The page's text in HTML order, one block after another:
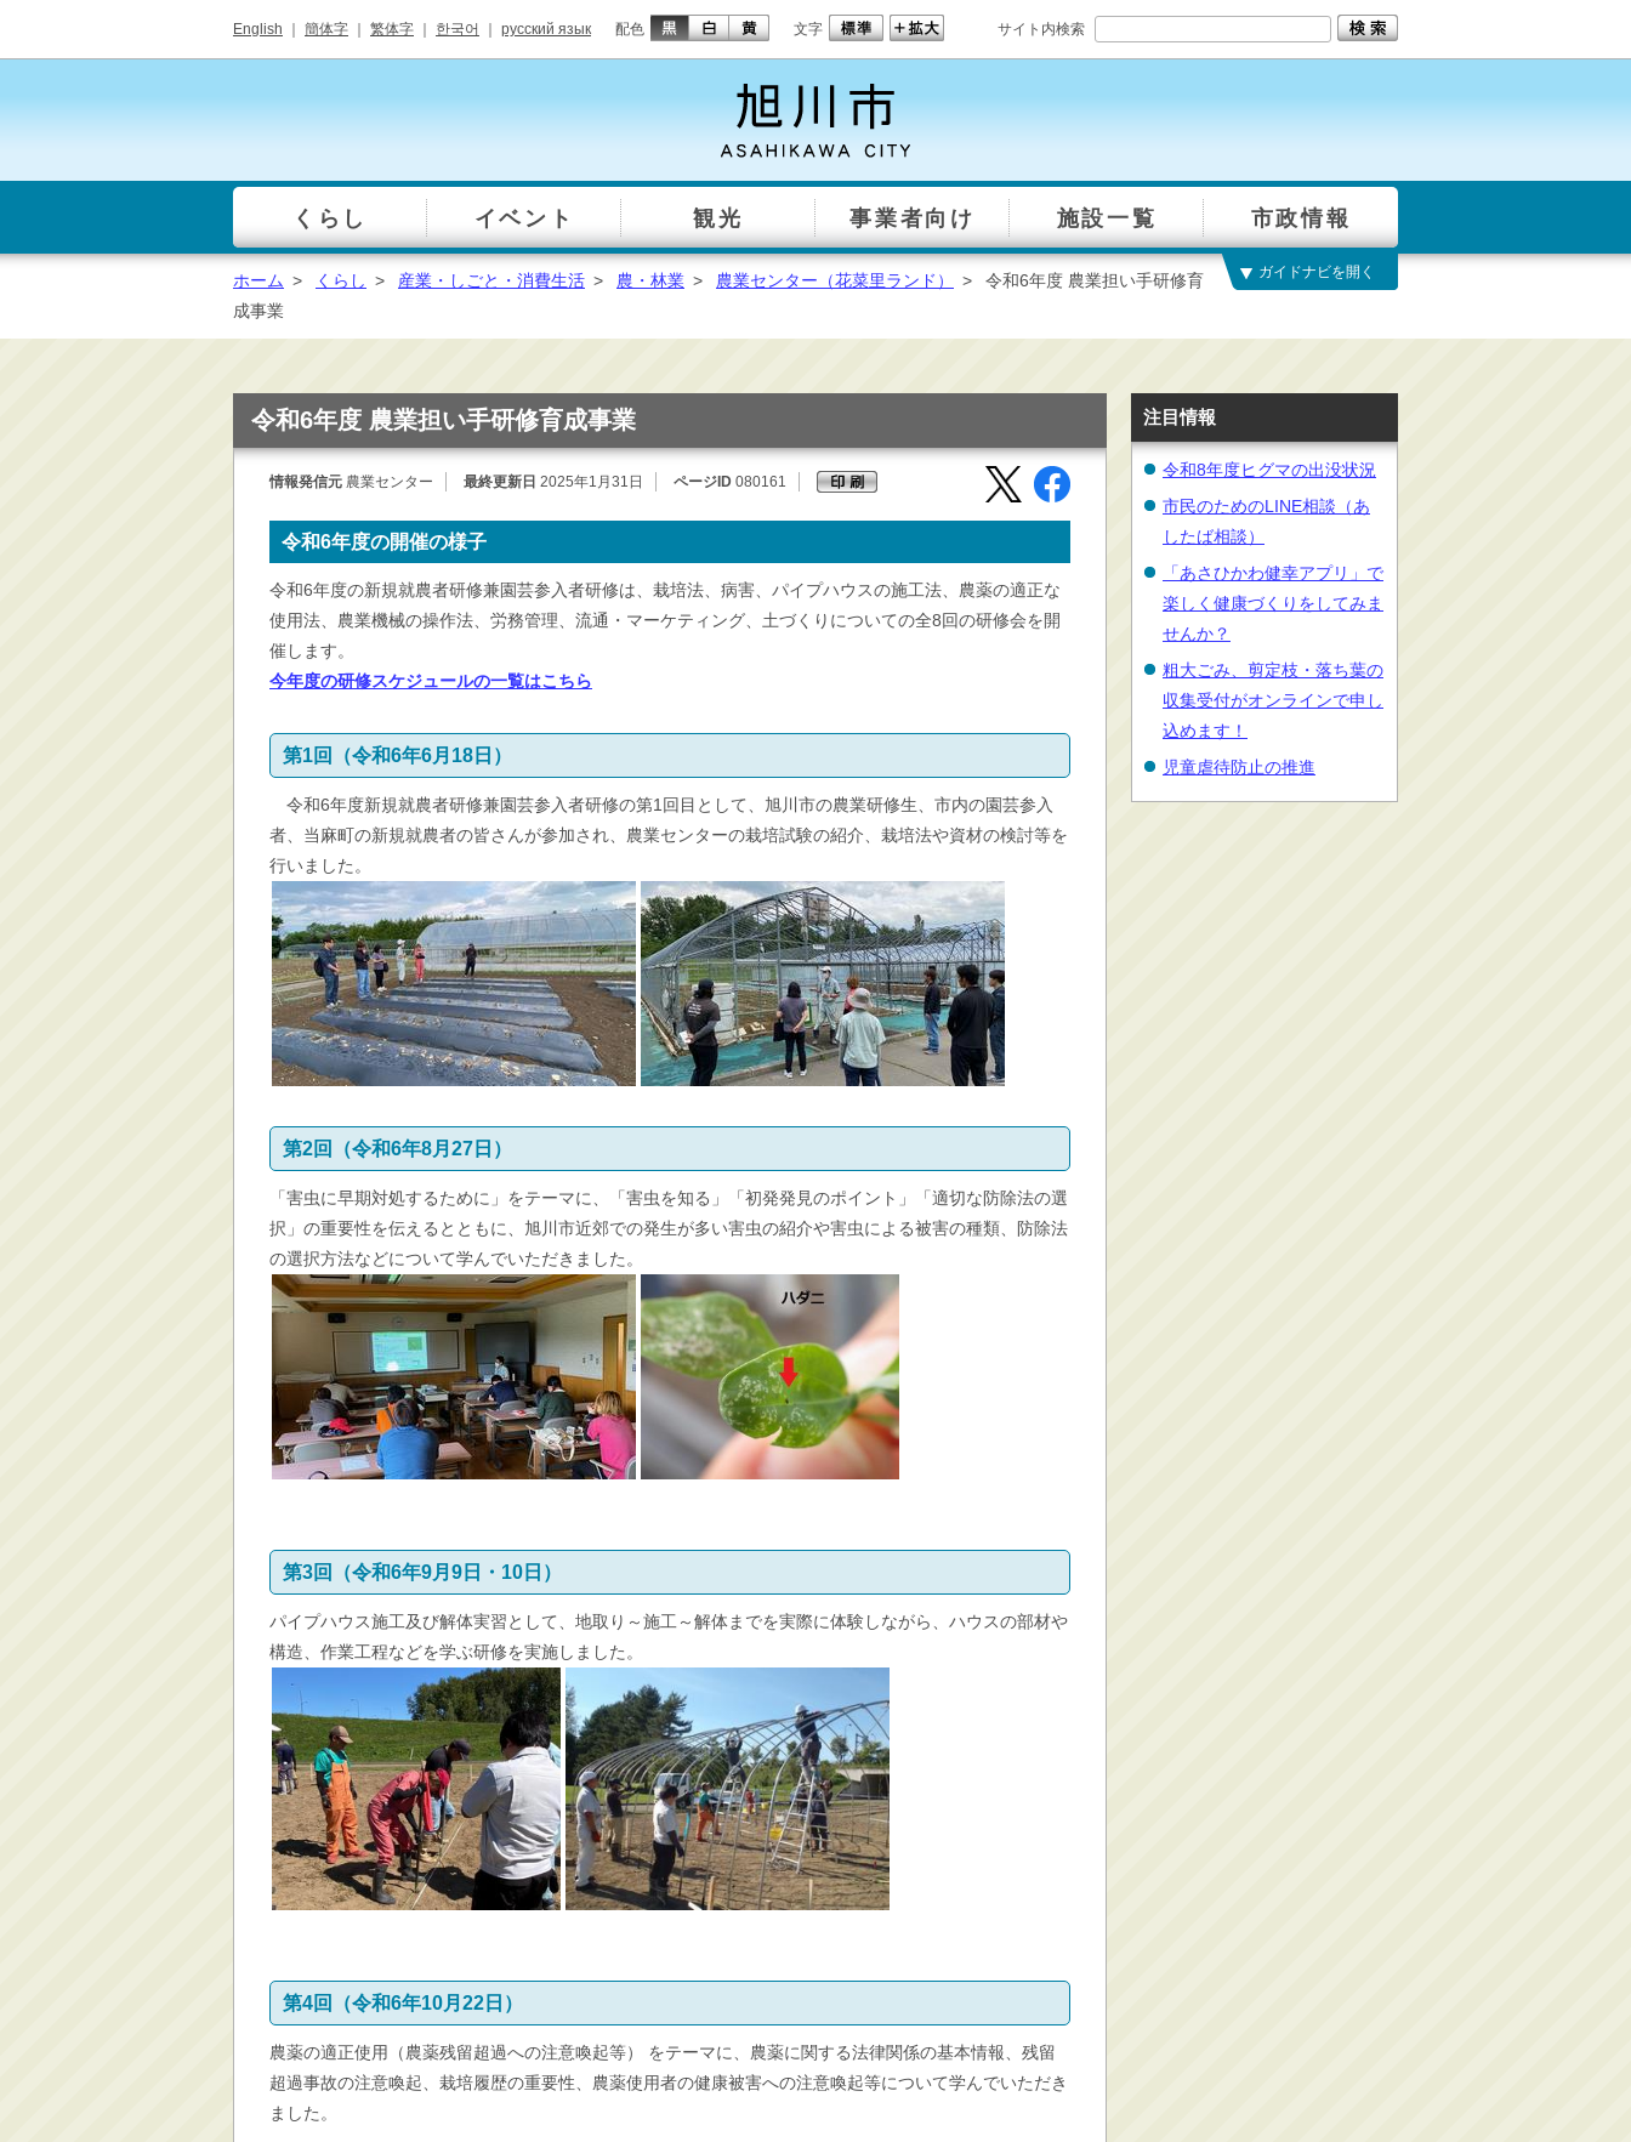
English 簡体字 繁体字 한국어 русский язык 配色 文字 サイト内検索
一覧
くらし イベント 観光 事業者向け 施設一覧 市政情報
総合窓口
手続き・届出（戸籍・
健康・福祉・衛生・ペ
ット
子育て・学校教育
境保全
防災・安全
学ぶ・文化・スポーツ
産業・しごと・消費生
移住情報
住宅・土地・都市計画
まちづくり
水道・除雪・土木
公共交通・空港
市議会・選挙
その他
ガイドナビを開く
ホーム > くらし > 産業・しごと・消費生活 > 農・林業 > 農業センター（花菜里ランド） >
令和6年度 農業担い手研修育
成事業
令和6年度 農業担い手研修育成事業
情報発信元 農業センター 最終更新日 2025年1月31日 ページID 080161
令和6年度の開催の様子
令和6年度の新規就農者研修兼園芸参入者研修は、栽培法、病害、パイプハウスの施工法、農薬の適正な
使用法、農業機械の操作法、労務管理、流通・マーケティング、土づくりについての全8回の研修会を開
催します。
今年度の研修スケジュールの一覧はこちら
第1回（令和6年6月18日）
令和6年度新規就農者研修兼園芸参入者研修の第1回目として、旭川市の農業研修生、市内の園芸参入
者、当麻町の新規就農者の皆さんが参加され、農業センターの栽培試験の紹介、栽培法や資材の検討等を
行いました。
第2回（令和6年8月27日）
「害虫に早期対処するために」をテーマに、「害虫を知る」「初発発見のポイント」「適切な防除法の選
択」の重要性を伝えるとともに、旭川市近郊での発生が多い害虫の紹介や害虫による被害の種類、防除法
の選択方法などについて学んでいただきました。
第3回（令和6年9月9日・10日）
パイプハウス施工及び解体実習として、地取り～施工～解体までを実際に体験しながら、ハウスの部材や
構造、作業工程などを学ぶ研修を実施しました。
第4回（令和6年10月22日）
農薬の適正使用（農薬残留超過への注意喚起等） をテーマに、農薬に関する法律関係の基本情報、残留
超過事故の注意喚起、栽培履歴の重要性、農薬使用者の健康被害への注意喚起等について学んでいただき
ました。
注目情報
令和8年度ヒグマの出没状況
市民のためのLINE相談（あ
したば相談）
「あさひかわ健幸アプリ」で
楽しく健康づくりをしてみま
せんか？
粗大ごみ、剪定枝・落ち葉の
収集受付がオンラインで申し
込めます！
児童虐待防止の推進